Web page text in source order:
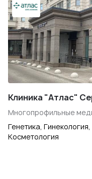
Клиника "Атлас"
Многопрофильные
Генетика,
Косметология